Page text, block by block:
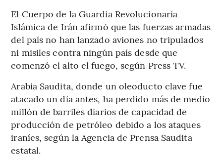
El Cuerpo de la Guardia Revolucionaria
Islámica de Irán afirmó que las fuerzas armadas
del país no han lanzado aviones no tripulados
ni misiles contra ningún país desde que
comenzó el alto el fuego, según Press TV.
Arabia Saudita, donde un oleoducto clave fue
atacado un día antes, ha perdido más de medio
millón de barriles diarios de capacidad de
producción de petróleo debido a los ataques
iraníes, según la Agencia de Prensa Saudita
estatal.